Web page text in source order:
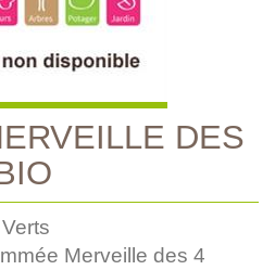
DES
Merveille des 4